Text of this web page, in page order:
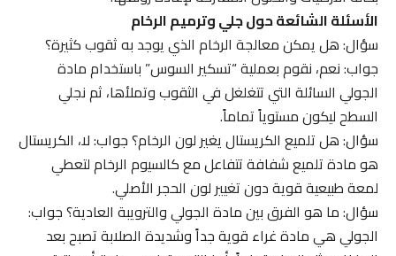
الأسئلة الشائعة حول جلي وترميم الرخام
سؤال: هل يمكن معالجة الرخام الذي يوجد به ثقوب كثيرة؟
جواب: نعم، نقوم بعملية “تسكير السوس” باستخدام مادة
الجولي السائلة التي تتغلغل في الثقوب وتملأها، ثم نجلي
السطح ليكون مستوياً تماماً.
سؤال: هل تلميع الكريستال يغير لون الرخام؟ جواب: لا، الكريستال
هو مادة تلميع شفافة تتفاعل مع كالسيوم الرخام لتعطي
لمعة طبيعية قوية دون تغيير لون الحجر الأصلي.
سؤال: ما هو الفرق بين مادة الجولي والترويبة العادية؟ جواب:
الجولي هي مادة غراء قوية جداً وشديدة الصلابة تصبح بعد